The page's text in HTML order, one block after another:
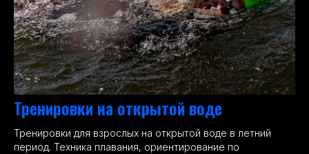
Тренировки на открытой воде
Тренировки для взрослых на открытой воде в летний
период. Техника плавания, ориентирование по